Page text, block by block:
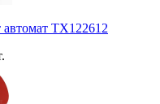
ТХ122612